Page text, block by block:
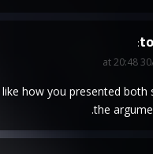
30/
like how you presented both
the